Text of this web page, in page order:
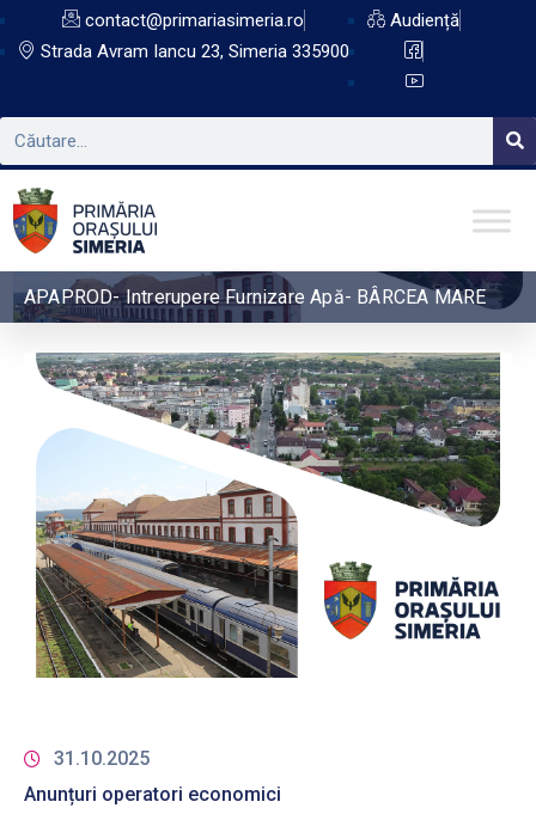
contact@primariasimeria.ro
Strada Avram Iancu 23, Simeria 335900
Audiență
APAPROD- Intrerupere Furnizare Apă- BÂRCEA MARE
31.10.2025
Anunțuri operatori economici